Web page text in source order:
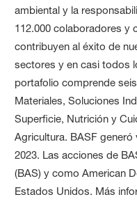
ambiental y la
112.000 colaboradores y
contribuyen al éxito de
sectores y en casi todos
portafolio comprende
Materiales, Soluciones
Superficie, Nutrición y
Agricultura. BASF
2023. Las acciones de
(BAS) y como American
Estados Unidos. Más